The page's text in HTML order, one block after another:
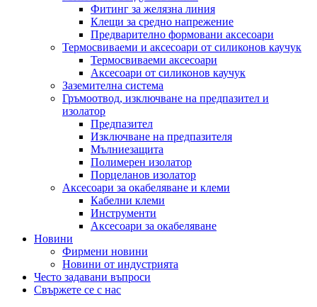
Фитинг за желязна линия
Клещи за средно напрежение
Предварително формовани аксесоари
Термосвиваеми и аксесоари от силиконов каучук
Термосвиваеми аксесоари
Аксесоари от силиконов каучук
Заземителна система
Гръмоотвод, изключване на предпазител и
изолатор
Предпазител
Изключване на предпазителя
Мълниезащита
Полимерен изолатор
Порцеланов изолатор
Аксесоари за окабеляване и клеми
Кабелни клеми
Инструменти
Аксесоари за окабеляване
Новини
Фирмени новини
Новини от индустрията
Често задавани въпроси
Свържете се с нас